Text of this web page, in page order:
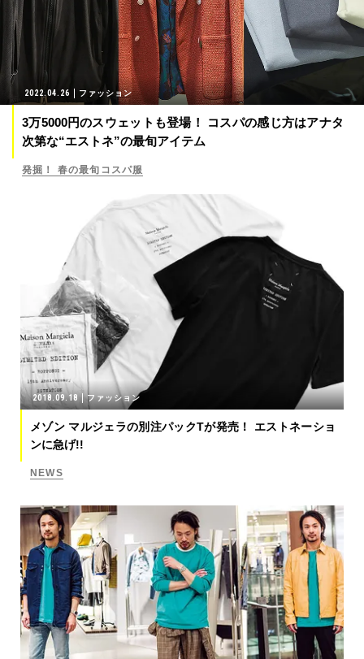
2022.04.26 ファッション
3万5000円のスウェットも登場！ コスパの感じ方はアナタ
次第な“エストネ”の最旬アイテム
発掘！ 春の最旬コスパ服
2018.09.18 ファッション
メゾン マルジェラの別注パックTが発売！ エストネーショ
ンに急げ!!
NEWS